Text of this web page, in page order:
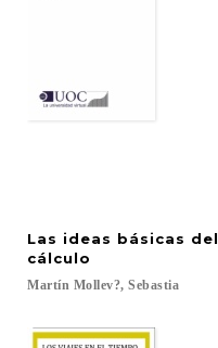
Las ideas básicas del
cálculo
Martín Mollev?, Sebastia